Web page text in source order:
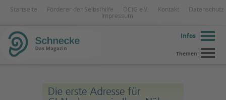
Startseite Förderer der Selbsthilfe DCIG e.V. Kontakt
Datenschutz
Impressum
Infos
Themen